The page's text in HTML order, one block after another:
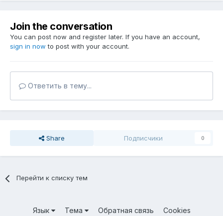
Join the conversation
You can post now and register later. If you have an account,
sign in now to post with your account.
Ответить в тему...
Share Подписчики 0
Перейти к списку тем
Язык Тема Обратная связь Cookies